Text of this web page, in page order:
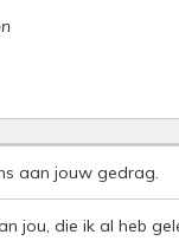
aan jouw gedrag.
jou, die ik al heb